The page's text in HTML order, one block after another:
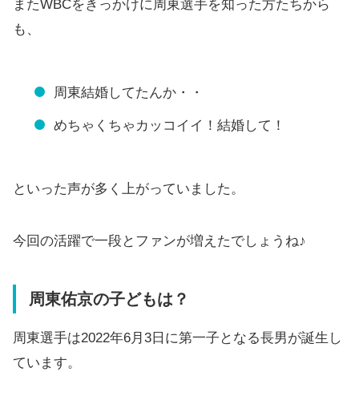
またWBCをきっかけに周東選手を知った方たちから
も、
周東結婚してたんか・・
めちゃくちゃカッコイイ！結婚して！
といった声が多く上がっていました。
今回の活躍で一段とファンが増えたでしょうね♪
周東佑京の子どもは？
周東選手は2022年6月3日に第一子となる長男が誕生し
ています。